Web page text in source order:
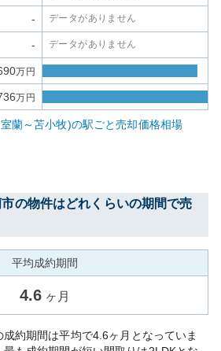
- データがありません
- データがありません
万円
万円
蘭～苫小牧)の駅ごと売却価格相場
の物件はどれくらいの期間で売
平均成約期間
4.6 ヶ月
約期間は平均で4.6ヶ月となっていま